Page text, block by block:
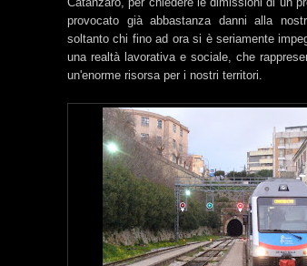
provocato già abbastanza danni alla
soltanto chi fino ad ora si è seriamente
una realtà lavorativa e sociale, che
un'enorme risorsa per i nostri territori.